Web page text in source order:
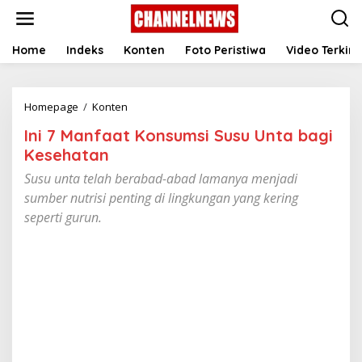
t
Home Indeks Konten Foto Peristiwa Video Terkini
Homepage / Konten
i
a
n
Ini 7 Manfaat Konsumsi Susu Unta bagi
Kesehatan ‎
Susu unta telah berabad-abad lamanya menjadi
sumber nutrisi penting di lingkungan yang kering
seperti gurun.